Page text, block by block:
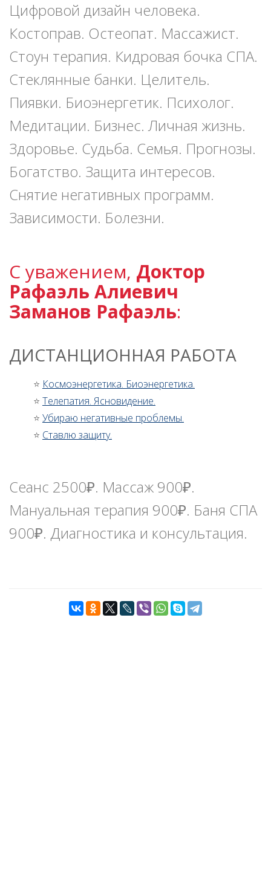
Цифровой дизайн человека.
Костоправ. Остеопат. Массажист.
Стоун терапия. Кидровая бочка СПА.
Стеклянные банки. Целитель.
Пиявки. Биоэнергетик. Психолог.
Медитации. Бизнес. Личная жизнь.
Здоровье. Судьба. Семья. Прогнозы.
Богатство. Защита интересов.
Снятие негативных программ.
Зависимости. Болезни.
С уважением, Доктор
Рафаэль Алиевич
Заманов Рафаэль:
ДИСТАНЦИОННАЯ РАБОТА
⭐ Космоэнергетика. Биоэнергетика.
⭐ Телепатия. Ясновидение.
⭐ Убираю негативные проблемы.
⭐ Ставлю защиту.
Сеанс 2500₽. Массаж 900₽.
Мануальная терапия 900₽. Баня СПА
900₽. Диагностика и консультация.